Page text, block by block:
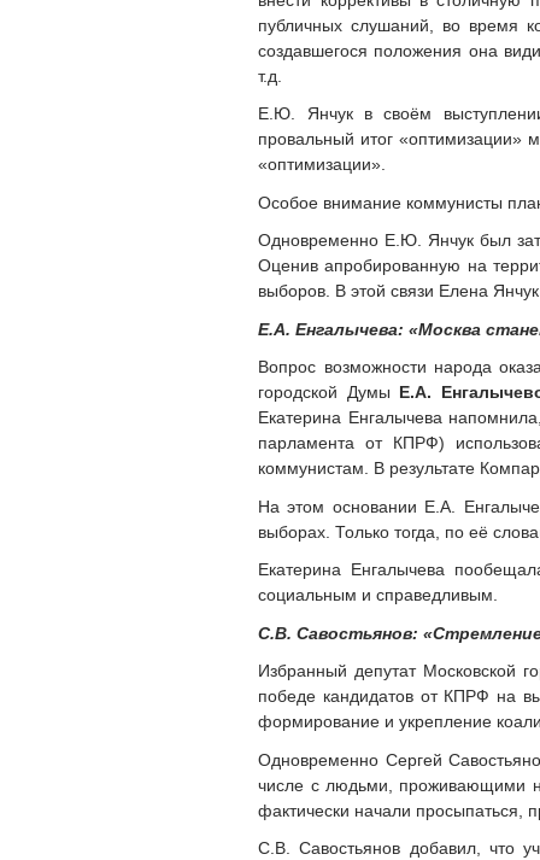
публичных слушаний, во время
создавшегося положения она
т.д.
Е.Ю. Янчук в своём
провальный итог «оптимизации»
«оптимизации».
Особое внимание коммунисты
Одновременно Е.Ю. Янчук был
Оценив апробированную на
выборов. В этой связи Елена
Е.А. Енгалычева: «Москва
Вопрос возможности народа
городской Думы Е.А.
Екатерина Енгалычева
парламента от КПРФ)
коммунистам. В результате
На этом основании Е.А.
выборах. Только тогда, по её
Екатерина Енгалычева
социальным и справедливым.
С.В. Савостьянов:
Избранный депутат Московской
победе кандидатов от КПРФ на
формирование и укрепление
Одновременно Сергей
числе с людьми, проживающими
фактически начали просыпаться,
С.В. Савостьянов добавил, что